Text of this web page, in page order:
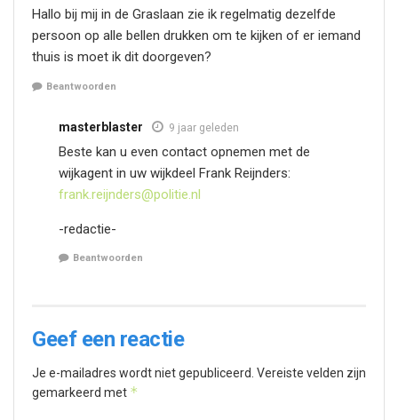
Hallo bij mij in de Graslaan zie ik regelmatig dezelfde
persoon op alle bellen drukken om te kijken of er iemand
thuis is moet ik dit doorgeven?
Beantwoorden
masterblaster 9 jaar geleden
Beste kan u even contact opnemen met de
wijkagent in uw wijkdeel Frank Reijnders:
frank.reijnders@politie.nl
-redactie-
Beantwoorden
Geef een reactie
Je e-mailadres wordt niet gepubliceerd. Vereiste velden zijn
gemarkeerd met *